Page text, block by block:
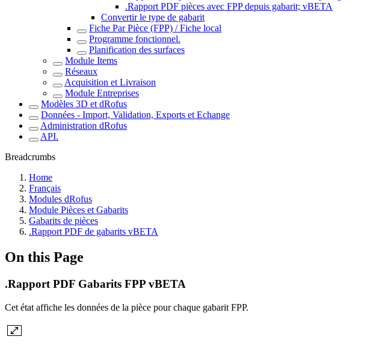
.Rapport PDF pièces avec FPP depuis gabarit; vBETA
Convertir le type de gabarit
Fiche Par Pièce (FPP) / Fiche local
Programme fonctionnel.
Planification des surfaces
Module Items
Réseaux
Acquisition et Livraison
Module Entreprises
Modèles 3D et dRofus
Données - Import, Validation, Exports et Echange
Administration dRofus
API.
Breadcrumbs
Home
Français
Modules dRofus
Module Pièces et Gabarits
Gabarits de pièces
.Rapport PDF de gabarits vBETA
On this Page
.Rapport PDF Gabarits FPP vBETA
Cet état affiche les données de la pièce pour chaque gabarit FPP.